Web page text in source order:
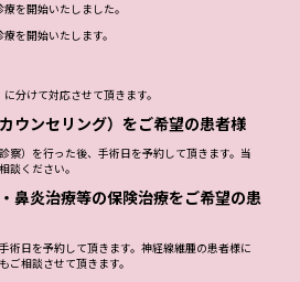
を開始いたしました。
を開始いたします。
分けて対応させて頂きます。
ウンセリング）をご希望の患者様
察）を行った後、手術日を予約して頂きます。当
談ください。
鼻炎治療等の保険治療をご希望の患
術日を予約して頂きます。神経線維腫の患者様に
ご相談させて頂きます。